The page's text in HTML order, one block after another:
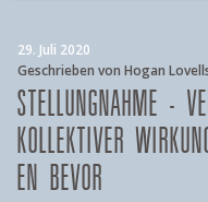
29. Juli 2020
Geschrieben von Hogan
STELLUNGNAHME -
KOLLEKTIVER
EN BEVOR